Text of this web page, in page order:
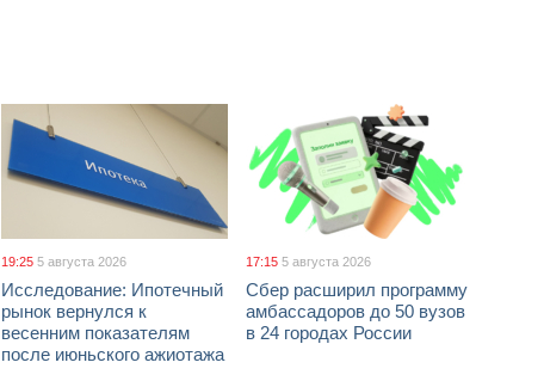
19:25 5 августа 2026
Исследование: Ипотечный
рынок вернулся к
весенним показателям
после июньского ажиотажа
17:15 5 августа 2026
Сбер расширил программу
амбассадоров до 50 вузов
в 24 городах России